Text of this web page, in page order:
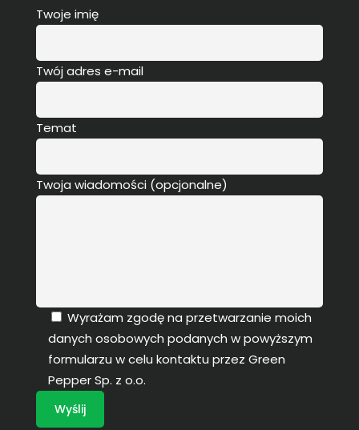
Twoje imię
Twój adres e-mail
Temat
Twoja wiadomości (opcjonalne)
Wyrażam zgodę na przetwarzanie moich
danych osobowych podanych w powyższym
formularzu w celu kontaktu przez Green
Pepper Sp. z o.o.